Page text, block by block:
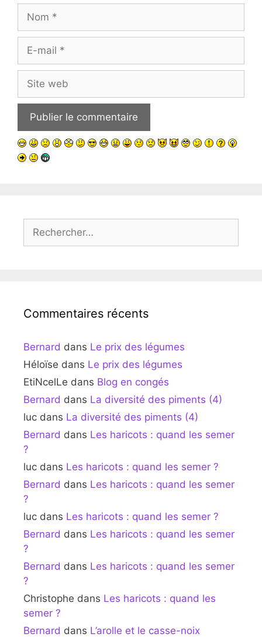
Nom
Site
web
Rechercher :
Commentaires récents
Bernard dans Le prix des légumes
Héloïse dans Le prix des légumes
EtiNcelLe dans Blog en congés
Bernard dans La diversité des piments (4)
luc dans La diversité des piments (4)
Bernard dans Les haricots : quand les semer
?
luc dans Les haricots : quand les semer ?
Bernard dans Les haricots : quand les semer
?
luc dans Les haricots : quand les semer ?
Bernard dans Les haricots : quand les semer
?
Bernard dans Les haricots : quand les semer
?
Christophe dans Les haricots : quand les
semer ?
Bernard dans L’arolle et le casse-noix